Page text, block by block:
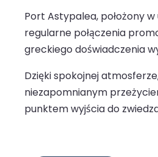
Port Astypalea, położony
regularne połączenia
greckiego doświadczenia
Dzięki spokojnej
niezapomnianym
punktem wyjścia do